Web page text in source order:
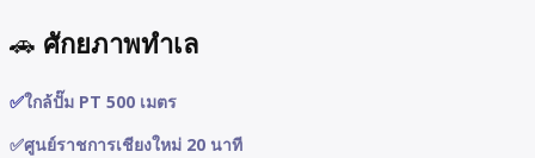
🚗 ศักยภาพทำเล
✅ใกล้ปั๊ม PT 500 เมตร
✅ศูนย์ราชการเชียงใหม่ 20 นาที